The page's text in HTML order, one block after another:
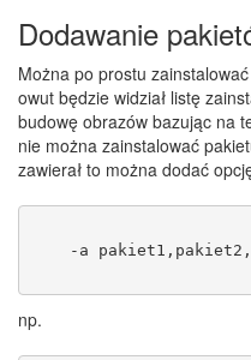
Dodawanie
Można po prostu
owut będzie widział listę
budowę obrazów bazując na
nie można zainstalować
zawierał to można dodać
-a
np.